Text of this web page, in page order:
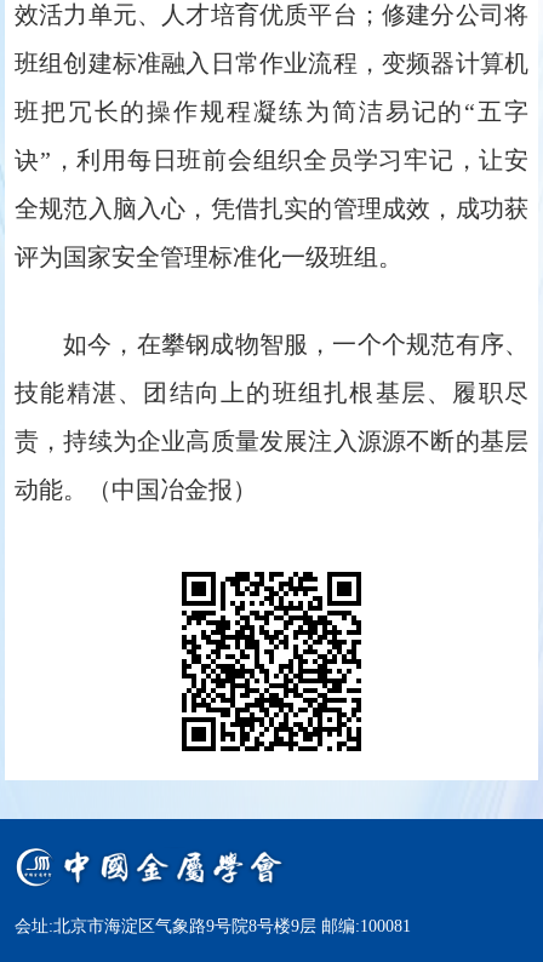
效活力单元、人才培育优质平台；修建分公司将
班组创建标准融入日常作业流程，变频器计算机
班把冗长的操作规程凝练为简洁易记的“五字
诀”，利用每日班前会组织全员学习牢记，让安
全规范入脑入心，凭借扎实的管理成效，成功获
评为国家安全管理标准化一级班组。
如今，在攀钢成物智服，一个个规范有序、
技能精湛、团结向上的班组扎根基层、履职尽
责，持续为企业高质量发展注入源源不断的基层
动能。（中国冶金报）
会址:北京市海淀区气象路9号院8号楼9层 邮编:100081